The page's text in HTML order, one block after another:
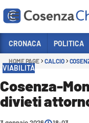
Sezioni
POLITICA
CRONACA POLITICA
HOME PAGE CALCIO
VIABILITÀ
Cosenza-
divieti